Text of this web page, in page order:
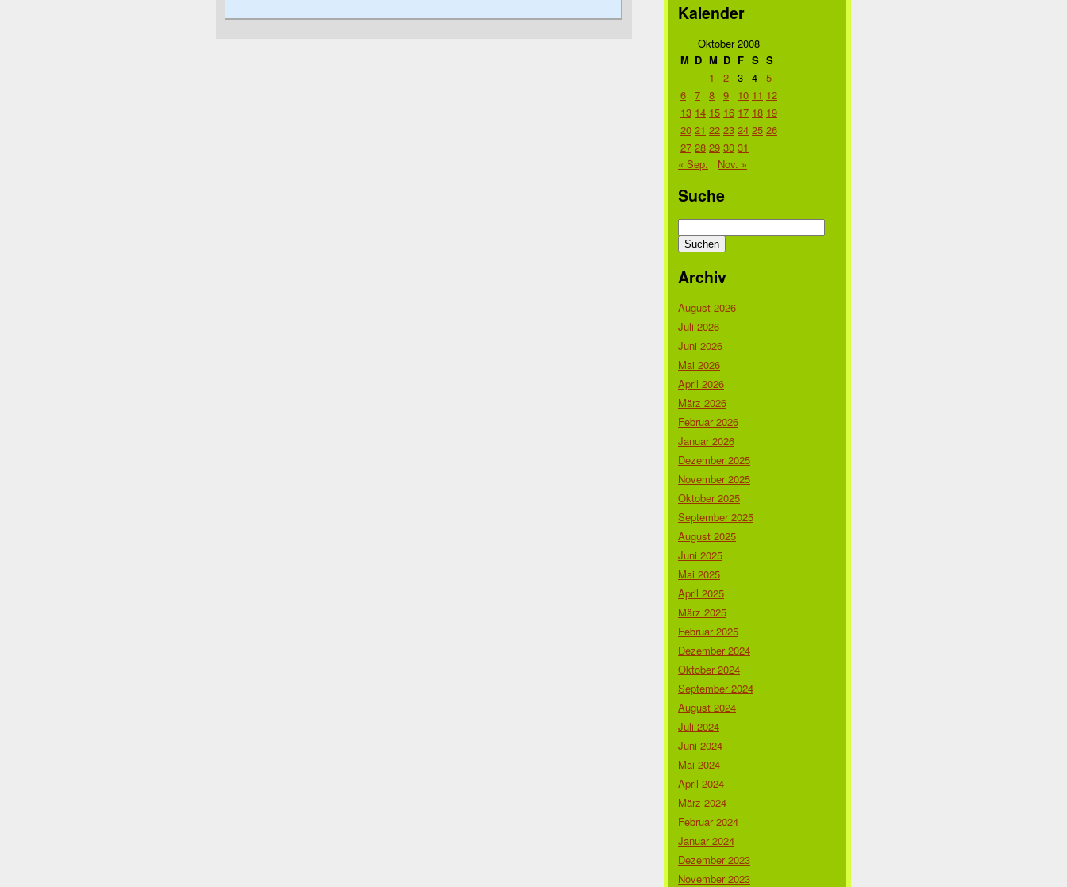
Kalender
Oktober 2008
M D M D F S S
1
2 3 4 5
6 7 8 9 10 11 12
13 14 15 16 17 18 19
20 21 22 23 24 25 26
27 28 29 30 31
« Sep.
Nov. »
Suche
nach:
Archiv
August 2026
Juli 2026
Juni 2026
Mai 2026
April 2026
März 2026
Februar 2026
Januar 2026
Dezember 2025
November 2025
Oktober 2025
September 2025
August 2025
Juni 2025
Mai 2025
April 2025
März 2025
Februar 2025
Dezember 2024
Oktober 2024
September 2024
August 2024
Juli 2024
Juni 2024
Mai 2024
April 2024
März 2024
Februar 2024
Januar 2024
Dezember 2023
November 2023